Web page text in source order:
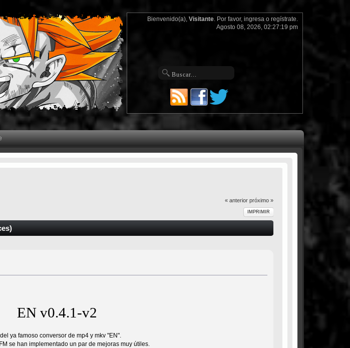
Bienvenido(a), Visitante. Por favor, ingresao regístrate.
Agosto 08, 2026, 02:27:19 pm
« anterior próximo »
IMPRIMIR
EN v0.4.1-v2
ya famoso conversor de mp4 y mkv "EN".
se han implementado un par de mejoras muy útiles.